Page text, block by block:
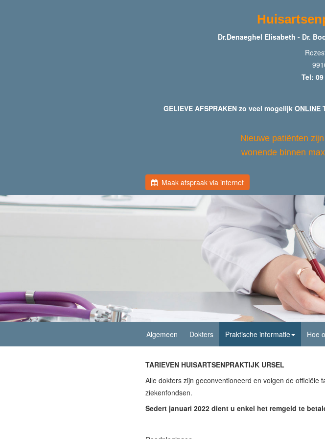
Dr.Denaeghel Elisabeth - Dr.
Tel:
GELIEVE AFSPRAKEN zo veel mogelijk ONLINE
Nieuwe patiënten
wonende binnen
Maak afspraak via internet
Algemeen Dokters Praktische informatie Hoe
TARIEVEN HUISARTSENPRAKTIJK URSEL
Alle dokters zijn geconventioneerd en volgen de
ziekenfondsen.
Sedert januari 2022 dient u enkel het remgeld te